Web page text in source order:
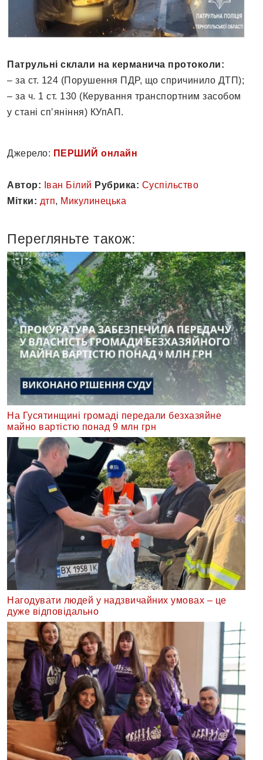
Патрульні склали на керманича протоколи:
– за ст. 124 (Порушення ПДР, що спричинило ДТП);
– за ч. 1 ст. 130 (Керування транспортним засобом
у стані спʼяніння) КУпАП.
Джерело: ПЕРШИЙ онлайн
Автор: Іван Білий Рубрика: Суспільство
Мітки: дтп, Микулинецька
Перегляньте також:
На Гусятинщині громаді передали безхазяйне
майно вартістю понад 9 млн грн
Нагодувати людей у надзвичайних умовах – це
дуже відповідально